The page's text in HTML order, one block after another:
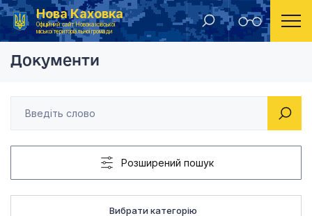
Нова Каховка
Офіційний сайт Новокаховської
міської територіальної громади
Головна Рішення виконавчого комітету Новокаховської
Документи
Розширений пошук
Вибрати категорію